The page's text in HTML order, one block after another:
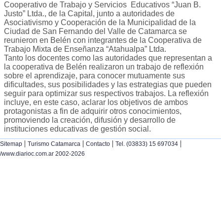
Cooperativo de Trabajo y Servicios Educativos “Juan B.
Justo” Ltda., de la Capital, junto a autoridades de
Asociativismo y Cooperación de la Municipalidad de la
Ciudad de San Fernando del Valle de Catamarca se
reunieron en Belén con integrantes de la Cooperativa de
Trabajo Mixta de Enseñanza “Atahualpa” Ltda.
Tanto los docentes como las autoridades que representan a
la cooperativa de Belén realizaron un trabajo de reflexión
sobre el aprendizaje, para conocer mutuamente sus
dificultades, sus posibilidades y las estrategias que pueden
seguir para optimizar sus respectivos trabajos. La reflexión
incluye, en este caso, aclarar los objetivos de ambos
protagonistas a fin de adquirir otros conocimientos,
promoviendo la creación, difusión y desarrollo de
instituciones educativas de gestión social.
Sitemap | Turismo Catamarca | Contacto | Tel. (03833) 15 697034 |
/www.diarioc.com.ar 2002-2026